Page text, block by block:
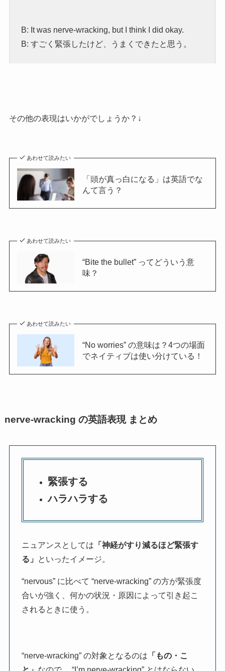
B: It was nerve-wracking, but I think I did okay.
B: すごく緊張したけど、うまくできたと思う。
その他の表現はいかがでしょうか？↓
あわせて読みたい
「頭が真っ白になる」は英語でな
んて言う？
あわせて読みたい
“Bite the bullet” ってどういう意
味？
あわせて読みたい
“No worries” の意味は？4つの場面
でネイティブは使い分けている！
nerve-wracking の英語表現 まとめ
緊張する
ハラハラする
ニュアンスとしては 「神経がすり減るほど緊張す
る」
といったイメージ。
“nervous” に比べて “nerve-wracking” の方が緊張度
合いが強く、何かの状況・原因によって引き起こ
されるときに使う。
“nerve-wracking” の対象となるのは 「もの・こ